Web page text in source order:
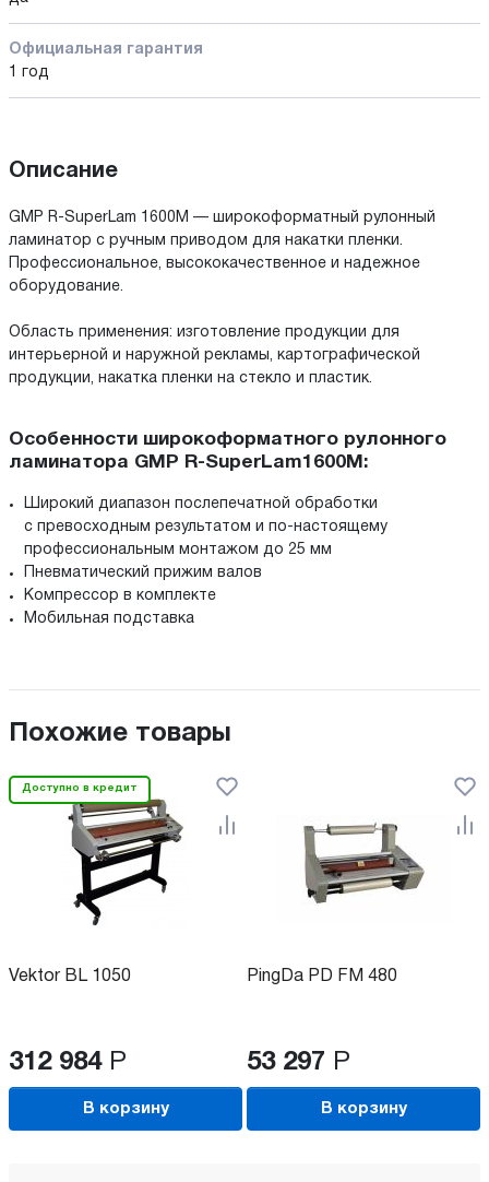
Официальная гарантия
1 год
Описание
GMP R-SuperLam 1600M — широкоформатный рулонный
ламинатор с ручным приводом для накатки пленки.
Профессиональное, высококачественное и надежное
оборудование.
Область применения: изготовление продукции для
интерьерной и наружной рекламы, картографической
продукции, накатка пленки на стекло и пластик.
Особенности широкоформатного рулонного
ламинатора GMP R-SuperLam1600M:
Широкий диапазон послепечатной обработки
с превосходным результатом и по-настоящему
профессиональным монтажом до 25 мм
Пневматический прижим валов
Компрессор в комплекте
Мобильная подставка
Похожие товары
Доступно в кредит
Vektor BL 1050
312 984 Р
В корзину
PingDa PD FM 480
53 297 Р
В корзину